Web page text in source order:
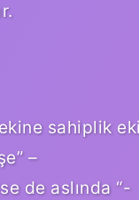
sahiplik
–
de aslında “-